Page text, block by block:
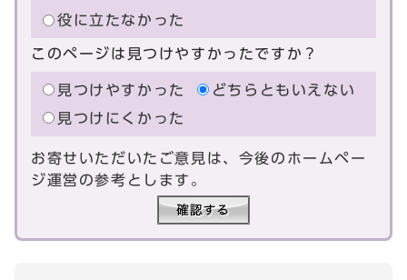
役に立たなかった
このページは見つけやすかったですか？
見つけやすかった
どちらともいえない
見つけにくかった
お寄せいただいたご意見は、今後のホームペー
ジ運営の参考とします。